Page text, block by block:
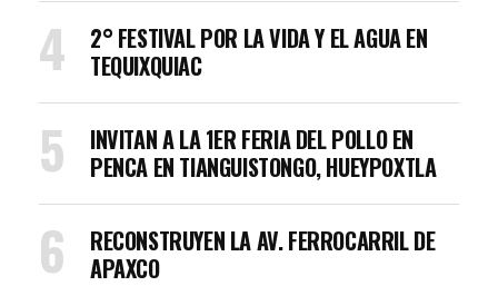
2° FESTIVAL POR LA VIDA Y EL AGUA EN
TEQUIXQUIAC
INVITAN A LA 1ER FERIA DEL POLLO EN
PENCA EN TIANGUISTONGO, HUEYPOXTLA
RECONSTRUYEN LA AV. FERROCARRIL DE
APAXCO